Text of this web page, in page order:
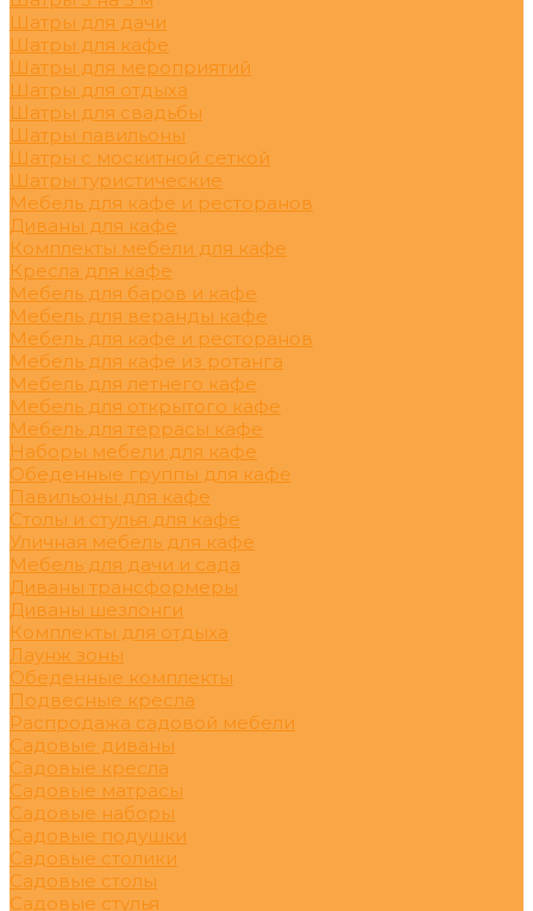
Шатры для дачи
Шатры для кафе
Шатры для мероприятий
Шатры для отдыха
Шатры для свадьбы
Шатры павильоны
Шатры с москитной сеткой
Шатры туристические
Мебель для кафе и ресторанов
Диваны для кафе
Комплекты мебели для кафе
Кресла для кафе
Мебель для баров и кафе
Мебель для веранды кафе
Мебель для кафе и ресторанов
Мебель для кафе из ротанга
Мебель для летнего кафе
Мебель для открытого кафе
Мебель для террасы кафе
Наборы мебели для кафе
Обеденные группы для кафе
Павильоны для кафе
Столы и стулья для кафе
Уличная мебель для кафе
Мебель для дачи и сада
Диваны трансформеры
Диваны шезлонги
Комплекты для отдыха
Лаунж зоны
Обеденные комплекты
Подвесные кресла
Распродажа садовой мебели
Садовые диваны
Садовые кресла
Садовые матрасы
Садовые наборы
Садовые подушки
Садовые столики
Садовые столы
Садовые стулья